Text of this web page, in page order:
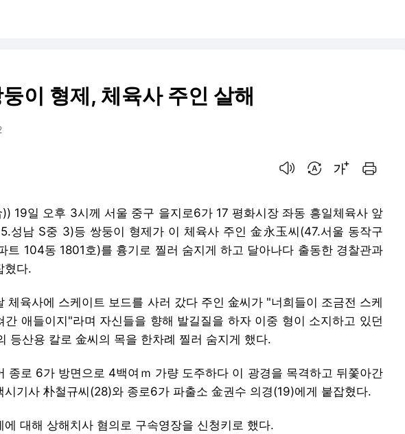
이 형제, 체육사 주인 살해
19일 오후 3시께 서울 중구 을지로6가 17 평화시장 좌동 흥일체육사 앞
성남 S중 3)등 쌍둥이 형제가 이 체육사 주인 金永玉씨(47.서울 동작구
트 104동 1801호)를 흉기로 찔러 숨지게 하고 달아나다 출동한 경찰관과
혔다.
체육사에 스케이트 보드를 사러 갔다 주인 金씨가 "너희들이 조금전 스케
간 애들이지"라며 자신들을 향해 발길질을 하자 이중 형이 소지하고 있던
등산용 칼로 金씨의 목을 한차례 찔러 숨지게 했다.
종로 6가 방면으로 4백여ｍ 가량 도주하다 이 광경을 목격하고 뒤쫓아간
시기사 朴철규씨(28)와 종로6가 파출소 金권수 의경(19)에게 붙잡혔다.
에 대해 상해치사 혐의로 구속영장을 신청키로 했다.